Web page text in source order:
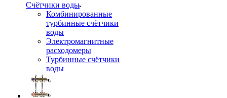
Счётчики воды
Комбинированные
турбинные счётчики
воды
Электромагнитные
расходомеры
Турбинные счётчики
воды